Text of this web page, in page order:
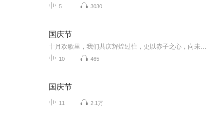
5 3030
国庆节
10 465
国庆节
11 2.1万